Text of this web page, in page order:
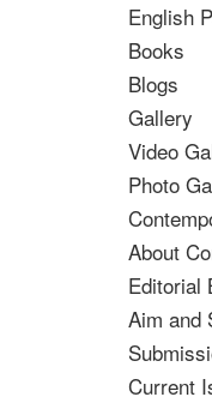
English
Books
Blogs
Gallery
Video
Photo
About
Editorial
Aim and
Current